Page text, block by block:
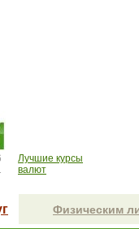
Лучшие курсы
валют
Физическим